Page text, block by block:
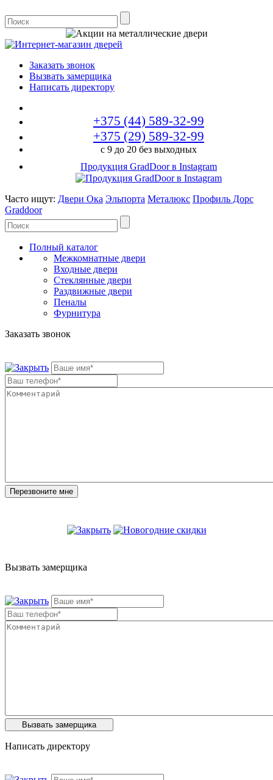
Заказать звонок
Вызвать замерщика
Написать директору
+375 (44) 589-32-99
+375 (29) 589-32-99
с 9 до 20 без выходных
Продукция GradDoor в Instagram
Часто ищут: Двери Ока Эльпорта Металюкс Профиль Дорс
Graddoor
Полный каталог
Межкомнатные двери
Входные двери
Стеклянные двери
Раздвижные двери
Пеналы
Фурнитура
Заказать звонок
Вызвать замерщика
Написать директору